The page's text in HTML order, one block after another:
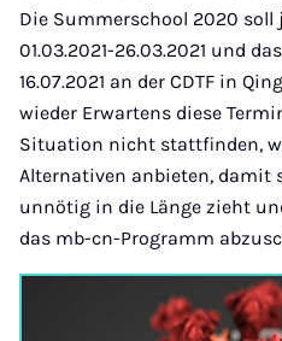
Die Summerschool 2020
01.03.2021-26.03.2021 und
16.07.2021 an der CDTF in
wieder Erwartens diese
Situation nicht stattfinden,
Alternativen anbieten,
unnötig in die Länge zieht
das mb-cn-Programm